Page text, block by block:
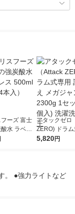
ーズ 富士
水 ラベル
1箱（24
アタックゼロ
ZERO) ドラ
詰め替え メガ
5,820円
。 ●強力ライトなど